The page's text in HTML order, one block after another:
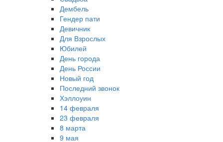
Дембель
Гендер пати
Девичник
Для Взрослых
Юбилей
День города
День России
Новый год
Последний звонок
Хэллоуин
14 февраля
23 февраля
8 марта
9 мая